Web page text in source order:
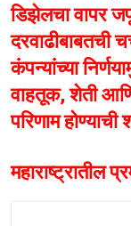
डिझेलचा वापर
दरवाढीबाबतची
कंपन्यांच्या
वाहतूक, शेती
परिणाम
महाराष्ट्रातील